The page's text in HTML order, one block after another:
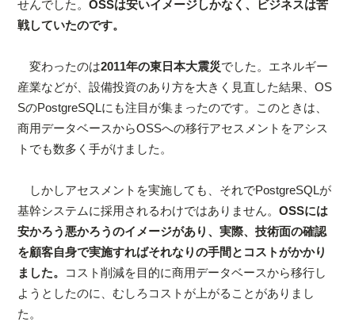
せんでした。OSSは安いイメージしかなく、ビジネスは苦
戦していたのです。
変わったのは2011年の東日本大震災でした。エネルギー
産業などが、設備投資のあり方を大きく見直した結果、OS
SのPostgreSQLにも注目が集まったのです。このときは、
商用データベースからOSSへの移行アセスメントをアシス
トでも数多く手がけました。
しかしアセスメントを実施しても、それでPostgreSQLが
基幹システムに採用されるわけではありません。OSSには
安かろう悪かろうのイメージがあり、実際、技術面の確認
を顧客自身で実施すればそれなりの手間とコストがかかり
ました。 コスト削減を目的に商用データベースから移行し
ようとしたのに、むしろコストが上がることがありまし
た。